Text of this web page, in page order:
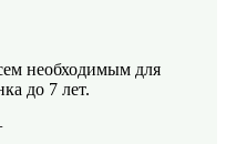
необходимым для
до 7 лет.